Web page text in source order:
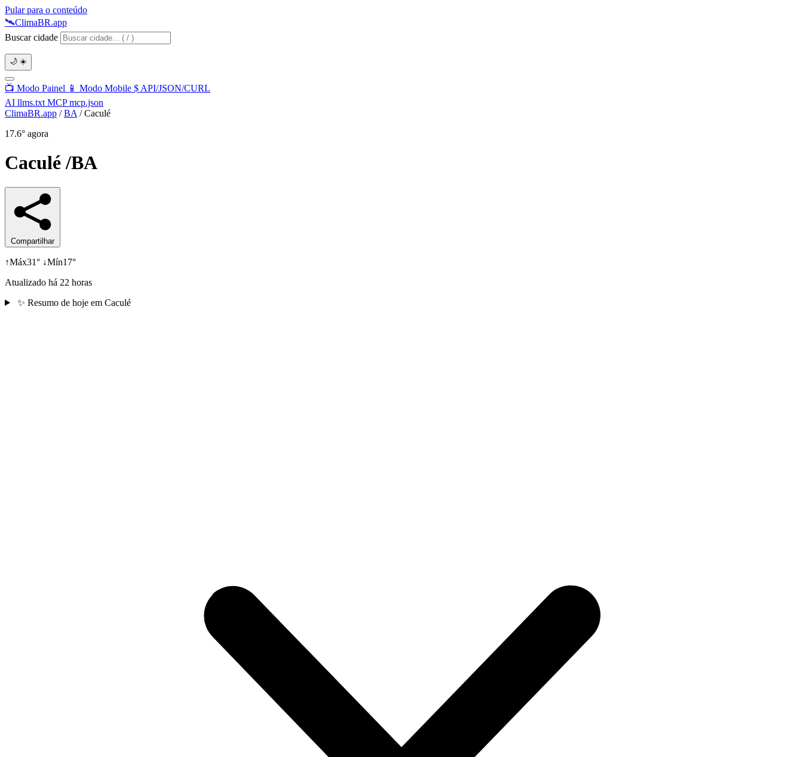
Pular para o conteúdo
🛰️ClimaBR.app
Buscar cidade
🌙 ☀️
📺 Modo Painel 📱 Modo Mobile $ API/JSON/CURL
AI llms.txt MCPmcp.json
ClimaBR.app / BA / Caculé
17.6° agora
Caculé/BA
Compartilhar
↑Máx31° ↓Mín17°
Atualizado há 22 horas
✨ Resumo de hoje em Caculé